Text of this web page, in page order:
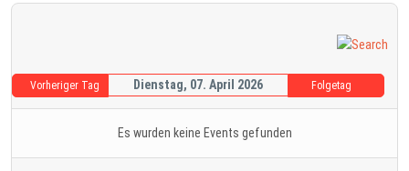
Vorheriger Tag Dienstag, 07. April 2026 Folgetag
Es wurden keine Events gefunden